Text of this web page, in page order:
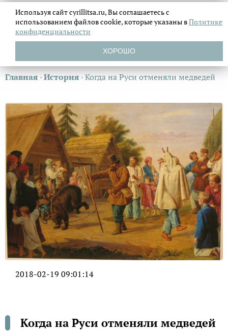
Главная ›История ›Когда на Руси отменяли медведей
2018-02-19 09:01:14
Когда на Руси отменяли медведей
Используя сайт cyrillitsa.ru, Вы соглашаетесь с
использованием файловcookie, которые указаны вПолитике
конфиденциальности
ХОРОШО